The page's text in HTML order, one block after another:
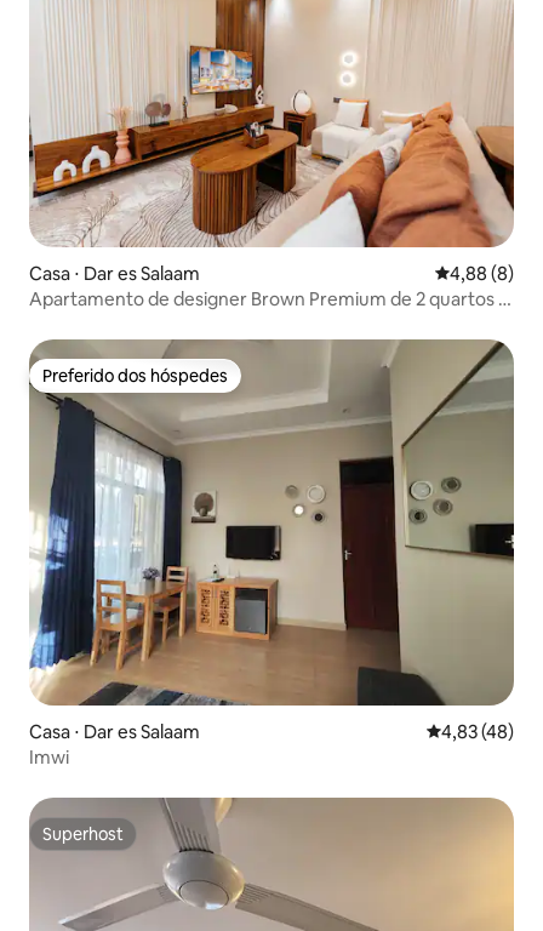
Casa ⋅ Dar es Salaam 4,88 de uma
4,88 (8)
Apartamento de designer Brown Premium de 2 quartos |
Preferido dos hóspedes
Preferido dos hóspedes
Casa ⋅ Dar es Salaam 4,83 de uma
4,83 (48)
Imwi
Superhost
Superhost